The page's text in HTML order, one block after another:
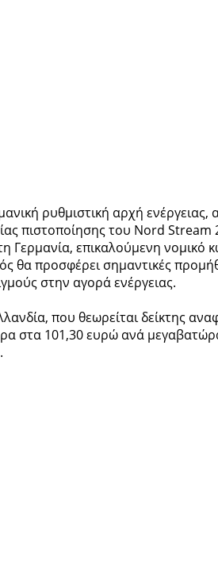
ρυθμιστική αρχή ενέργειας,
πιστοποίησης του Nord
Γερμανία, επικαλούμενη νομικό
θα προσφέρει σημαντικές
στην αγορά ενέργειας.
που θεωρείται δείκτης
στα 101,30 ευρώ ανά